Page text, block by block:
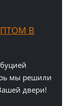
В
мы решили
двери!